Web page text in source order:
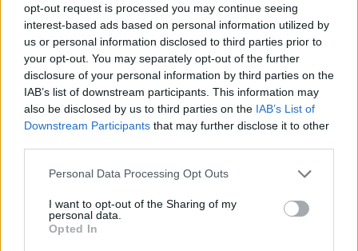
opt-out request is processed you may continue seeing
interest-based ads based on personal information utilized by
us or personal information disclosed to third parties prior to
your opt-out. You may separately opt-out of the further
disclosure of your personal information by third parties on the
IAB’s list of downstream participants. This information may
also be disclosed by us to third parties on the IAB’s List of
Downstream Participants that may further disclose it to other
Personal Data Processing Opt Outs
I want to opt-out of the Sharing of my
personal data.
Opted In
Νέο Audi A2 e-tron με στόχο
την κορυφή της
αποδοτικότητας
Η Chery επενδύει 75 εκατ.
δολάρια στην KG Mobility
Το FIAT 500 Hybrid τώρα από 18.990 ευρώ
Ντουράντ: "Ο Γιάννης θα
Οι διακοπές των Γάλλων του
Παναθηναϊκού με τέσσερις
(pic)